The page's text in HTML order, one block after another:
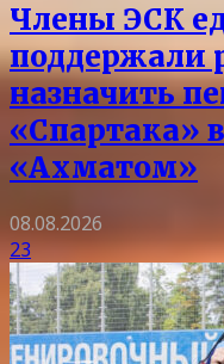
Члены ЭСК
поддержали
назначить
«Спартака»
«Ахматом»
08.08.2026
23